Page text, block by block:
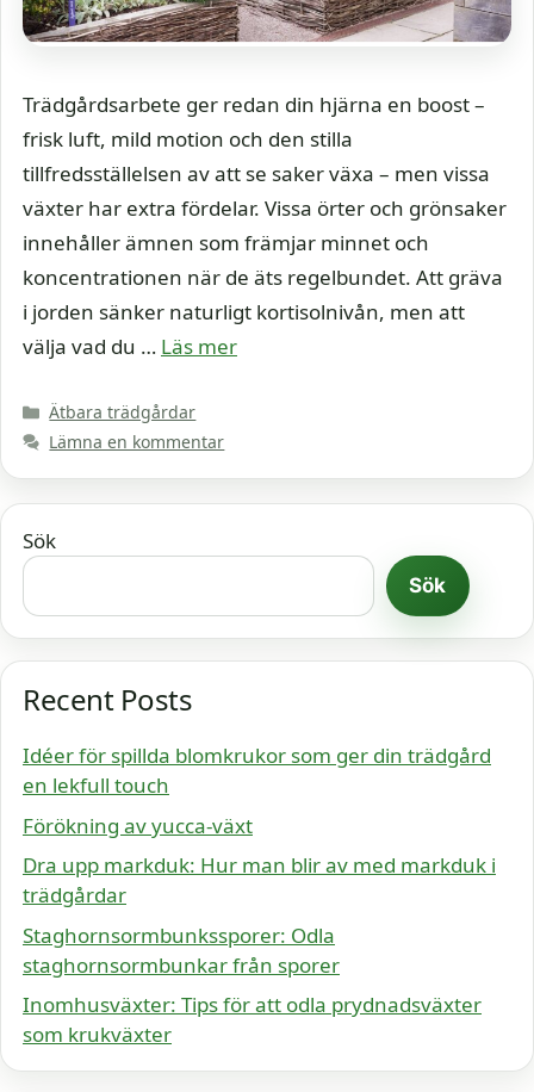
Trädgårdsarbete ger redan din hjärna en boost –
frisk luft, mild motion och den stilla
tillfredsställelsen av att se saker växa – men vissa
växter har extra fördelar. Vissa örter och grönsaker
innehåller ämnen som främjar minnet och
koncentrationen när de äts regelbundet. Att gräva
i jorden sänker naturligt kortisolnivån, men att
välja vad du … Läs mer
Kategorier
Ätbara trädgårdar
Lämna en kommentar
Sök
Sök
Recent Posts
Idéer för spillda blomkrukor som ger din trädgård
en lekfull touch
Förökning av yucca-växt
Dra upp markduk: Hur man blir av med markduk i
trädgårdar
Staghornsormbunkssporer: Odla
staghornsormbunkar från sporer
Inomhusväxter: Tips för att odla prydnadsväxter
som krukväxter